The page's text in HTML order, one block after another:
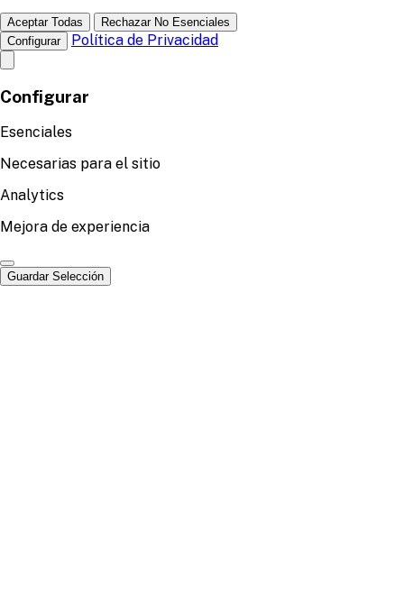
Aceptar Todas
Rechazar No Esenciales
Configurar
Política de Privacidad
Configurar
Esenciales
Necesarias para el sitio
Analytics
Mejora de experiencia
Guardar Selección